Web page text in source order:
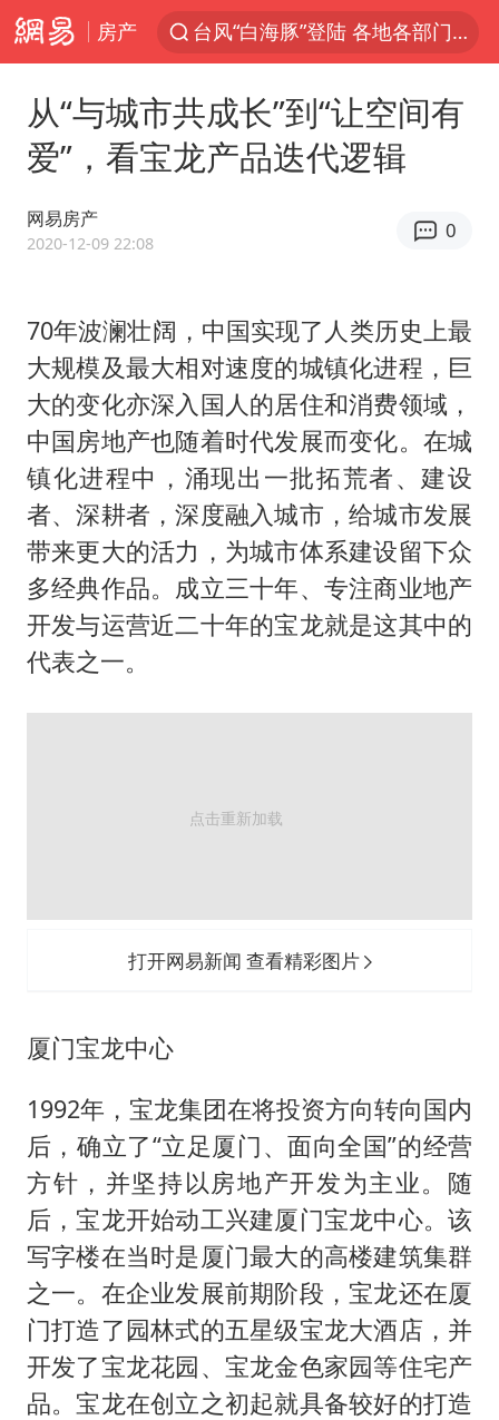
房产
台风“白海豚”登陆 各地各部门全力应对
上海青浦区启动防汛防台Ⅰ级响应
独闯南太行失联女子遗体已找到
多地银行上调存款利率
演员秦焰去世 曾出演《狂飙》
中央气象台继续发布暴雨橙警
朱一龙的鼻子怎么了
白海豚突然大拐弯 走出罕见路线
周星驰妈妈现身香港首映礼
SK海力士回应“或出售重庆工厂”传闻
大疆错失宇树
“还不如不放假”
从“与城市共成长”到“让空间有
爱”，看宝龙产品迭代逻辑
网易房产
2020-12-09 22:08
0
70年波澜壮阔，中国实现了人类历史上最
大规模及最大相对速度的城镇化进程，巨
大的变化亦深入国人的居住和消费领域，
中国房地产也随着时代发展而变化。在城
镇化进程中，涌现出一批拓荒者、建设
者、深耕者，深度融入城市，给城市发展
带来更大的活力，为城市体系建设留下众
多经典作品。成立三十年、专注商业地产
开发与运营近二十年的宝龙就是这其中的
代表之一。
打开网易新闻 查看精彩图片
厦门宝龙中心
1992年，宝龙集团在将投资方向转向国内
后，确立了“立足厦门、面向全国”的经营
方针，并坚持以房地产开发为主业。随
后，宝龙开始动工兴建厦门宝龙中心。该
写字楼在当时是厦门最大的高楼建筑集群
之一。在企业发展前期阶段，宝龙还在厦
门打造了园林式的五星级宝龙大酒店，并
开发了宝龙花园、宝龙金色家园等住宅产
品。宝龙在创立之初起就具备较好的打造